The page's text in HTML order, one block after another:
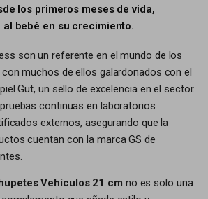
los primeros meses de vida,
al bebé en su crecimiento.
son un referente en el mundo de los
muchos de ellos galardonados con el
Gut, un sello de excelencia en el sector.
continuas en laboratorios
externos, asegurando que la
cuentan con la marca GS de
Vehículos 21 cm no es solo una